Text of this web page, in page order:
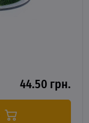
44.50 грн.